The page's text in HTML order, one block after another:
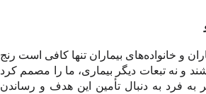
و خانواده‌های بیماران تنها کافی است رنج
و نه تبعات دیگر بیماری، ما را مصمم کرد
به فرد به دنبال تأمین این هدف و رساندن